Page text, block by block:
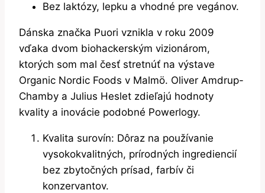
Bez laktózy, lepku a vhodné pre vegánov.
Dánska značka Puori vznikla v roku 2009
vďaka dvom biohackerským vizionárom,
ktorých som mal česť stretnúť na výstave
Organic Nordic Foods v Malmö. Oliver Amdrup-
Chamby a Julius Heslet zdieľajú hodnoty
kvality a inovácie podobné Powerlogy.
Kvalita surovín: Dôraz na používanie
vysokokvalitných, prírodných ingrediencií
bez zbytočných prísad, farbív či
konzervantov.